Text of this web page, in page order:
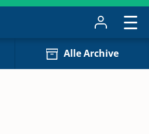
Alle Archive